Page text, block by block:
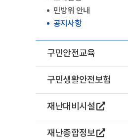
민방위 안내
공지사항
구민안전교육
구민생활안전보험
재난대비시설
재난종합정보